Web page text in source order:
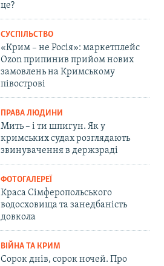
це?
СУСПІЛЬСТВО
«Крим – не Росія»: маркетплейс
Ozon припинив прийом нових
замовлень на Кримському
півострові
ПРАВА ЛЮДИНИ
Мить – і ти шпигун. Як у
кримських судах розглядають
звинувачення в держзраді
ФОТОГАЛЕРЕЇ
Краса Сімферопольського
водосховища та занедбаність
довкола
ВІЙНА ТА КРИМ
Сорок днів, сорок ночей. Про